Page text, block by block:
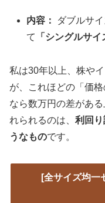
内容：
ダブルサ
て
「シングルサ
私は30年以上、株や
が、これほどの「価
なら数万円の差があ
れられるのは、 利回
うなものです。
[全サイズ均一